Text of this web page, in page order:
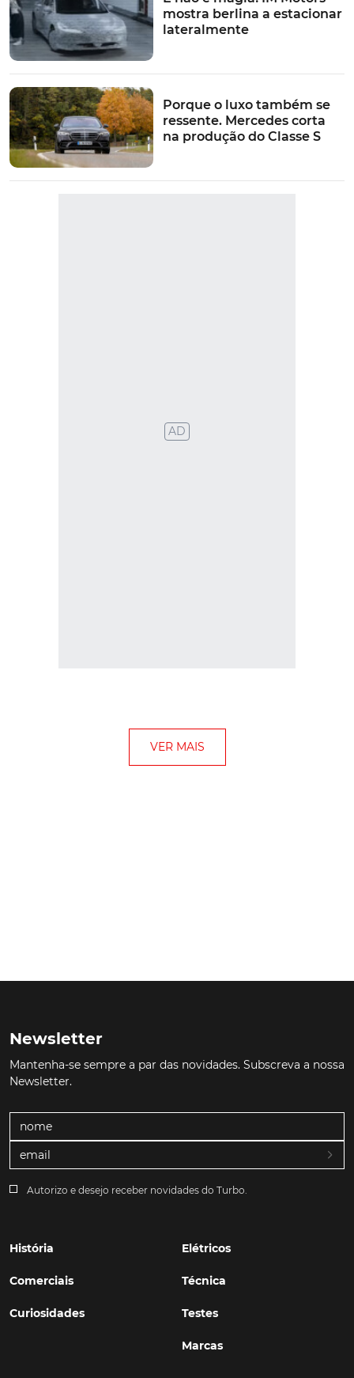
mostra berlina a estacionar
lateralmente
Porque o luxo também se
ressente. Mercedes corta
na produção do Classe S
Newsletter
Mantenha-se sempre a par das novidades. Subscreva a nossa
Newsletter.
Autorizo e desejo receber novidades do Turbo.
História
Comerciais
Curiosidades
Elétricos
Técnica
Testes
Marcas